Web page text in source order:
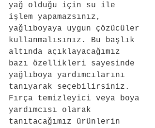
yağ olduğu için su ile
işlem yapamazsınız,
yağlıboyaya uygun çözücüler
kullanmalısınız. Bu başlık
altında açıklayacağımız
bazı özellikleri sayesinde
yağlıboya yardımcılarını
tanıyarak seçebilirsiniz.
Fırça temizleyici veya boya
yardımcısı olarak
tanıtacağımız ürünlerin